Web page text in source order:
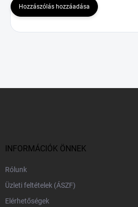
Hozzászólás hozzáadása
INFORMÁCIÓK ÖNNEK
Rólunk
Üzleti feltételek (ÁSZF)
Elérhetőségek